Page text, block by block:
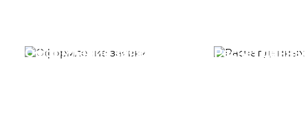
Оформление заявки Расчет